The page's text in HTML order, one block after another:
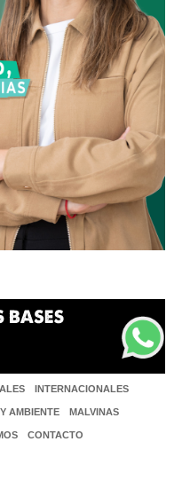
INTERNACIONALES
AMBIENTE MALVINAS
CONTACTO